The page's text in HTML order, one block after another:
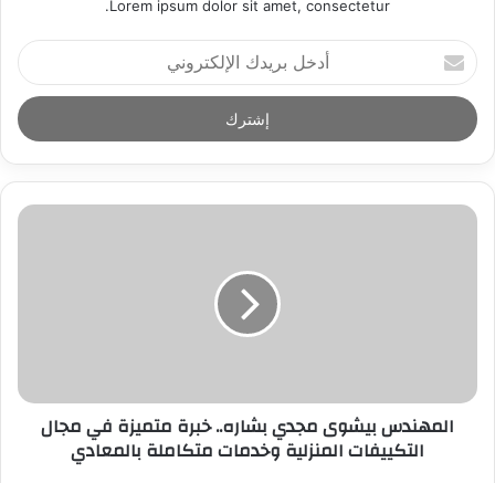
Lorem ipsum dolor sit amet, consectetur.
أ
د
خ
ل
ر
د
ر
المهندس بيشوى مجدي بشاره.. خبرة متميزة في مجال
التكييفات المنزلية وخدمات متكاملة بالمعادي